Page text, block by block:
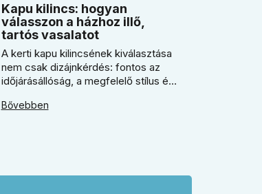
Kapu kilincs: hogyan
válasszon a házhoz illő,
tartós vasalatot
A kerti kapu kilincsének kiválasztása
nem csak dizájnkérdés: fontos az
időjárásállóság, a megfelelő stílus és
Segítünk eldönteni, mikor érdemes
Bővebben